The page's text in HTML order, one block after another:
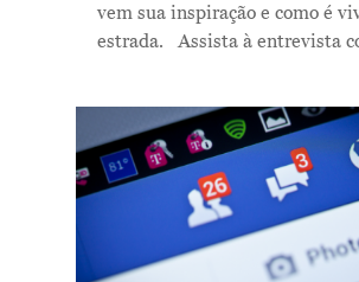
vem sua inspiração e como é
estrada. Assista à entrevista